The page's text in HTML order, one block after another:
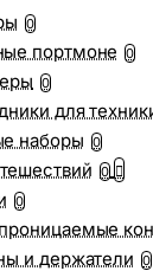
0
портмоне 0
0
для
наборы 0
0
0
и держатели 0